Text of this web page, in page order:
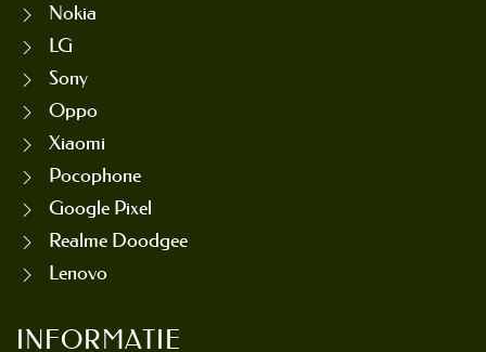
Nokia
LG
Sony
Oppo
Xiaomi
Pocophone
Google Pixel
Realme Doodgee
Lenovo
INFORMATIE